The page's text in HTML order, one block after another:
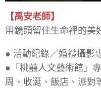
【禹安老師】
用鏡頭留住生命裡的美
● 活動紀錄／婚禮攝影
●「桃囍人文藝術館」
周、收涎、飯店、派對